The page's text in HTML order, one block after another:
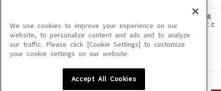
このサイトに掲載されている一切の文章・画像・写真・動画・音声等を、手段や形態
を問わず、著作権法の定める範囲を超えて無断で複製、転載、ファイル化などすること
を禁じます。
楽曲及びコンテンツは、機種によりご利用いただけない場合があります。
楽曲及びコンテンツの配信日、配信内容が変更になる場合があります。
We use cookies to improve your experience on our
website, to personalize content and ads and to analyze
our traffic. Please click [Cookie Settings] to customize
your cookie settings on our website.
Accept All Cookies